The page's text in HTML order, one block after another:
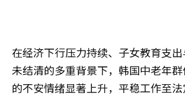
在经济下行压力持续、子女教育支
未结清的多重背景下，韩国中老年
的不安情绪显著上升，平稳工作至